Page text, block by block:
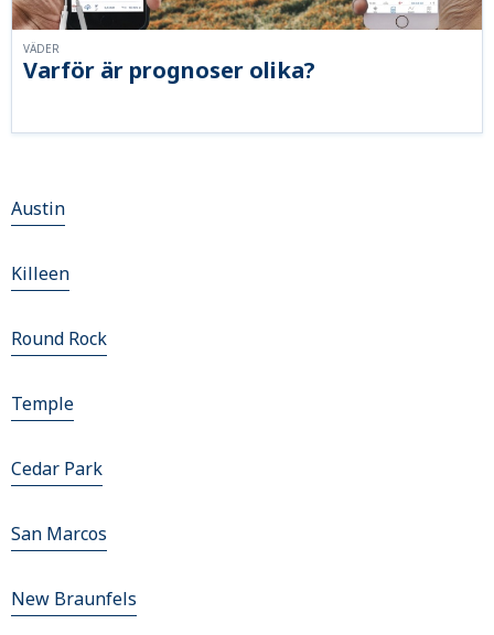
Varför är prognoser olika?
VÄDER
Austin
Killeen
Round Rock
Temple
Cedar Park
San Marcos
New Braunfels